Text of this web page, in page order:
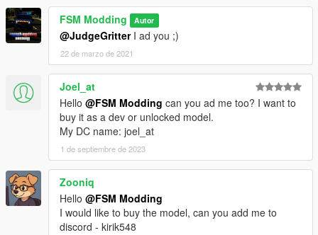
FSM Modding Autor
@JudgeGritterI ad you ;)
22 de marzo de 2021
Joel_at
Hello @FSM Modding can you ad me too? I want to
buy it as a dev or unlocked model.
My DC name: joel_at
1 de septiembre de 2023
Zooniq
Hello @FSM Modding
I would like to buy the model, can you add me to
discord - kirik548